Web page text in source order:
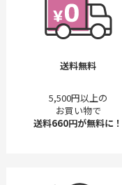
送料無料
5,500円以上の
お買い物で
送料660円が無料に！